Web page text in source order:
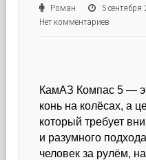
Роман 5
Нет комментариев
КамАЗ Компас 5 —
конь на колёсах, а
который требует
и разумного
человек за рулём,